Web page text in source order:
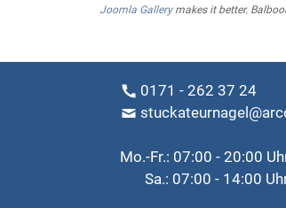
Joomla Gallerymakes it better.
0171 - 262 37 24
Mo.-Fr.: 07:00 - 20:00
Sa.: 07:00 - 14:00